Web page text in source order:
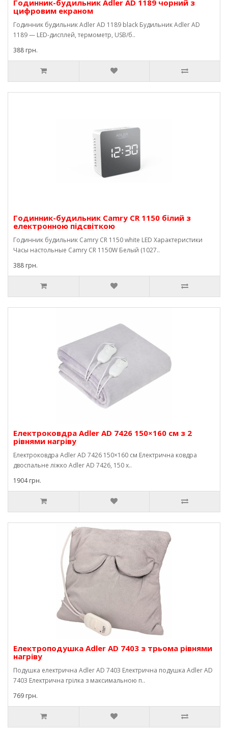
Годинник-будильник Adler AD 1189 чорний з
цифровим екраном
Годинник будильник Adler AD 1189 black Будильник Adler AD
1189 — LED-дисплей, термометр, USB/б..
388 грн.
Годинник-будильник Camry CR 1150 білий з
електронною підсвіткою
Годинник будильник Camry CR 1150 white LED Характеристики
Часы настольные Camry CR 1150W Белый (1027..
388 грн.
Електроковдра Adler AD 7426 150×160 см з 2
рівнями нагріву
Електроковдра Adler AD 7426 150×160 см Електрична ковдра
двоспальне ліжко Adler AD 7426, 150 х..
1904 грн.
Електроподушка Adler AD 7403 з трьома рівнями
нагріву
Подушка електрична Adler AD 7403 Електрична подушка Adler AD
7403 Електрична грілка з максимальною п..
769 грн.